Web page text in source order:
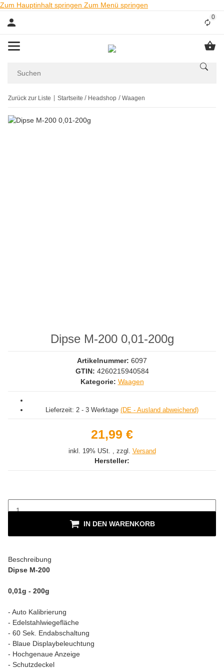
Zum Hauptinhalt springen Zum Menü springen
0
Zurück zur Liste Startseite Headshop Waagen
Dipse M-200 0,01-200g
Artikelnummer: 6097
GTIN: 4260215940584
Kategorie: Waagen
Lieferzeit: 2 - 3 Werktage (DE - Ausland abweichend)
21,99 €
inkl. 19% USt. , zzgl. Versand
Hersteller:
IN DEN WARENKORB
Beschreibung
Dipse M-200
0,01g - 200g
- Auto Kalibrierung
- Edelstahlwiegefläche
- 60 Sek. Endabschaltung
- Blaue Displaybeleuchtung
- Hochgenaue Anzeige
- Schutzdeckel